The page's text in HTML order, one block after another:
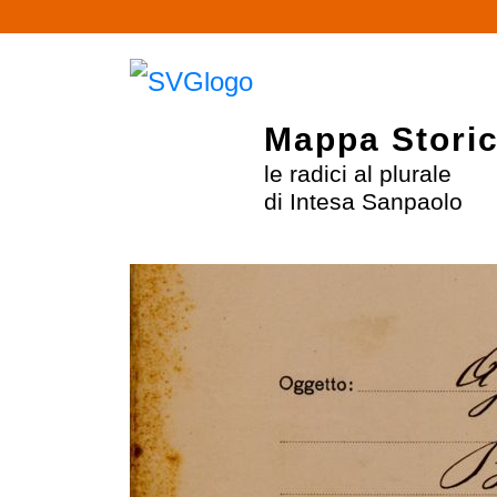
Mappa
le radici al plurale
di Intesa Sanpaolo